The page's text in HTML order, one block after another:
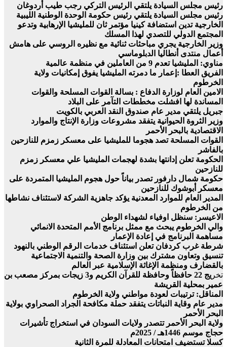
رئيس مجلس السيادة يلتقي الرئيس التركي رجب طيب أردوغان
رئيس مجلس السيادة يلتقي رئيس حكومة الوحدة الوطنية الليبية
الخارجية تدين استضافة كينيا مؤتمر ثان للمليشيا الإرهابية وتدعو
المجتمع الدولي للتصدي لهذا المسلك
وزير الخارجية يجري مباحثات ثنائية مع نظيره الروسي على هامش
أعمال منتدى أنطاليا الدبلوماسي
مناوي: المليشيا تعدم 9 من العاملين في منظمة عالمية
الفريق العطا :إعمار ما دمرته المليشيا يفوق إمكانيات ولاية
الخرطوم
الامين العام لوزارة الدفاع : بسالة القوات المسلحة والقوات
المساندة لها افشلت مخططات التآمر على البلاد
جبريل يلتقي مدير عام صندوق النقد العربي بالكويت
وزير الثروة الحيوانية يتفقد مشروعات وزارة الإنتاج والموارد
الاقتصادية بالبحر الأحمر
القوات المسلحة تصد هجوما للمليشيا على معسكر زمزم للنازحين
بالفاشر
الحكومة تعلن إدانتها بشدة لهجمات المليشيا علي معسكر زمزم
للنازحين
حكومة شمال دارفور تصدر بياناً حول هجوم المليشيا المتمردة على
معسكر أبوشوك للنازحين
المدير العام للموارد المعدنية يؤكد جاهزية الشركة لاستئناف نشاطها
من الخرطوم
الاعيسر: سنظل اوفياء لشهداء الوطن
والي الخرطوم يبحث مع ممثل برنامج الأمم المتحدة الانمائي
مساهمة البرنامج في إعادة الإعمار
شرطة غرب كردفان تعلن استئناف خدمات الرقم الوطني بالنهود
تنسيق وتعاون مشترك بين وزارة الصحة والتنمية الاجتماعية
بالقضارف ومنظمة الإغاثة الإسلامية عبر العالم
تخر
يج 22 حافظاً وحافظة للقرآن الكريم و3 زيجات بمركز مصعب بن
عمير بمحلية القريشة
المناقل: ترتيبات لعودة مواطني ولاية الخرطوم
مدير عام وقاية النباتات يتفقد حملة مكافحة الجراد الصحراوي بولاية
البحر الأحمر
ولاية البحر الأحمر تتصدر ولايات السودان في استخراج تأشيرات
حجاج موسم 1446هـ / 2025م
كسلا تستضيف امتحانات المعادلة للمرة الثانية